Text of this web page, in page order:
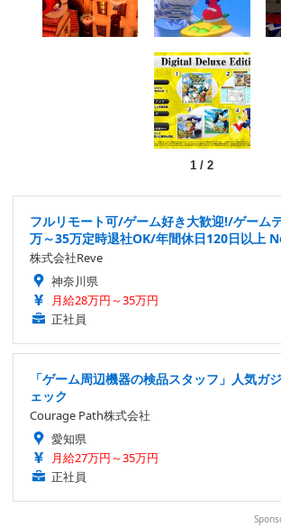
1/ 2
フルリモート可/ゲーム好き大歓迎!/ゲーム
万～35万定時退社OK/年間休日120日以上
株式会社Reve
神奈川県
月給28万円～35万円
正社員
「ゲーム周辺機器の検品スタッフ」人気ガ
ェック
Courage Path株式会社
愛知県
月給27万円～35万円
正社員